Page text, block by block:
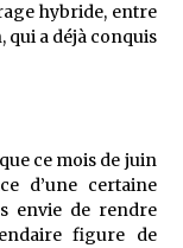
hybride, entre
a déjà conquis
ce mois de juin
d’une certaine
envie de rendre
figure de